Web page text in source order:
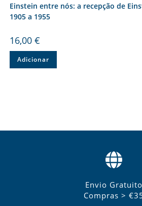
Einstein entre nós: a recepção de
1905 a 1955
16,00 €
Adicionar
Envio Gratuito
Compras >